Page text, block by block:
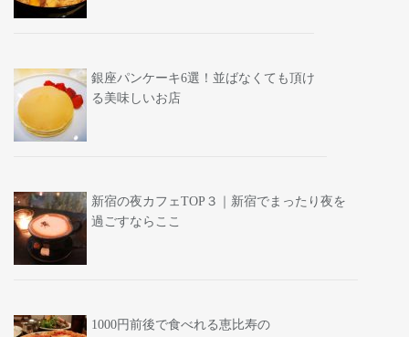
銀座パンケーキ6選！並ばなくても頂け
る美味しいお店
新宿の夜カフェTOP３｜新宿でまったり夜を
過ごすならここ
1000円前後で食べれる恵比寿の